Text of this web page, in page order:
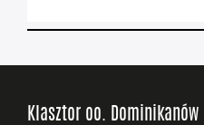
Klasztor oo. Dominikanów